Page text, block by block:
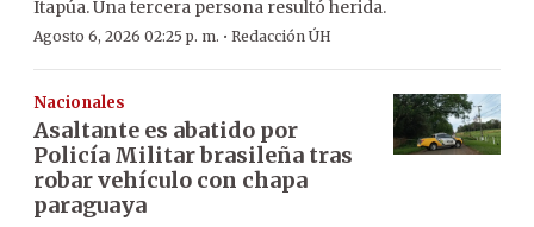
Itapúa. Una tercera persona resultó herida.
Agosto 6, 2026 02:25 p. m. · Redacción ÚH
Nacionales
Asaltante es abatido por
Policía Militar brasileña tras
robar vehículo con chapa
paraguaya